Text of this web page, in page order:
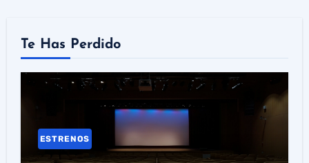
Te Has Perdido
ESTRENOS